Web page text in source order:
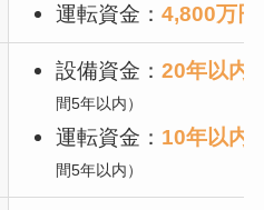
運転資金：4,800万円
設備資金：20年以内
間5年以内）
運転資金： 10年以内
間5年以内）